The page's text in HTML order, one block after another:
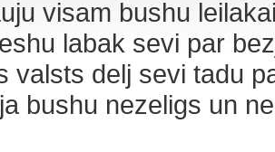
visam bushu
labak sevi par
valsts delj sevi tadu
bushu nezeligs un